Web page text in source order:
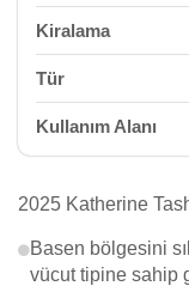
Kiralama
Tür
Kullanım Alanı
2025 Katherine
Basen bölgesini
vücut tipine sahip